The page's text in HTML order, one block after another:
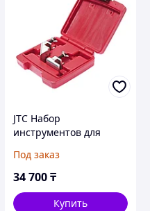
JTC Набор
инструментов для
ремней 2 предмета в
кейсе JTC
Под заказ
34 700₸
Купить